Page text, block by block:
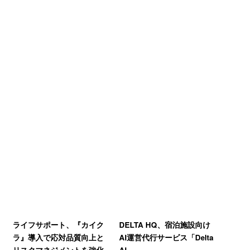
ライフサポート、『カイク
ラ』導入で応対品質向上と
DELTA HQ、宿泊施設向け
AI運営代行サービス「Delta